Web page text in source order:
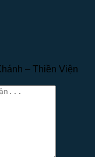
– Thiền Viện